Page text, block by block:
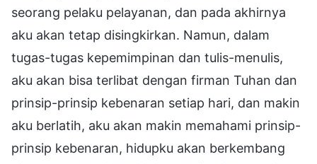
seorang pelaku pelayanan, dan pada akhirnya
aku akan tetap disingkirkan. Namun, dalam
tugas-tugas kepemimpinan dan tulis-menulis,
aku akan bisa terlibat dengan firman Tuhan dan
prinsip-prinsip kebenaran setiap hari, dan makin
aku berlatih, aku akan makin memahami prinsip-
prinsip kebenaran, hidupku akan berkembang